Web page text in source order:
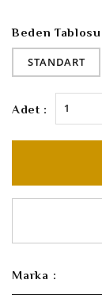
Beden Tablosu
STANDART
Adet : 1
Marka :